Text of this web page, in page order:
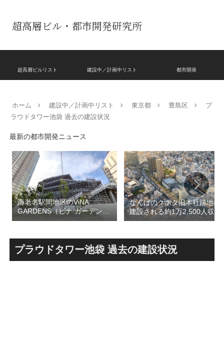
超高層ビル・都市開発研究所
超高層ビルリスト 建設中／計画中リスト 都市開発
ホーム 建設中／計画中リスト 東京都 豊島区
プ
ラウドタワー池袋 過去の建設状況
最新の都市開発ニュース
海老名駅間地区のViNA
GARDENS（ビナ ガーデン
ズ）で建設中の「（仮称）フ
テル温浴棟」2026年夏時点建
設状況！！天然温泉のほか子
育て・ペット関連の複合施設
なんばのクボタ旧本社跡地に
建設される約1万2,500人収容
の多目的アリーナ「（仮称）
区名称は「Kubota field（クボ
タフィールド）」に決定！！
プラウドタワー池袋 過去の建設状況